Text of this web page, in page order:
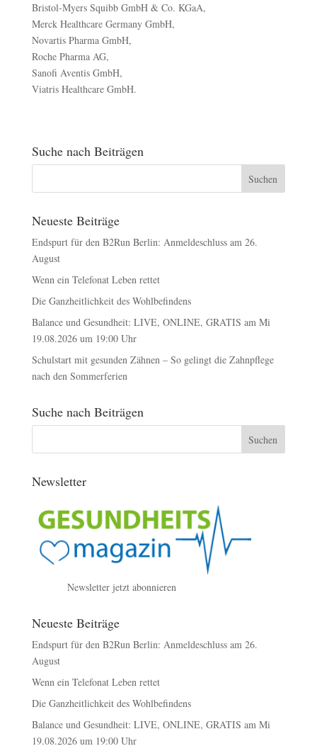
Bristol-Myers Squibb GmbH & Co. KGaA,
Merck Healthcare Germany GmbH,
Novartis Pharma GmbH,
Roche Pharma AG,
Sanofi Aventis GmbH,
Viatris Healthcare GmbH.
Suche nach Beiträgen
Neueste Beiträge
Endspurt für den B2Run Berlin: Anmeldeschluss am 26.
August
Wenn ein Telefonat Leben rettet
Die Ganzheitlichkeit des Wohlbefindens
Balance und Gesundheit: LIVE, ONLINE, GRATIS am Mi
19.08.2026 um 19:00 Uhr
Schulstart mit gesunden Zähnen – So gelingt die Zahnpflege
nach den Sommerferien
Suche nach Beiträgen
Newsletter
Newsletter jetzt abonnieren
Neueste Beiträge
Endspurt für den B2Run Berlin: Anmeldeschluss am 26.
August
Wenn ein Telefonat Leben rettet
Die Ganzheitlichkeit des Wohlbefindens
Balance und Gesundheit: LIVE, ONLINE, GRATIS am Mi
19.08.2026 um 19:00 Uhr